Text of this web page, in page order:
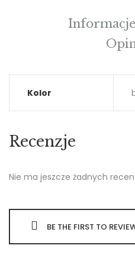
Kolor
Recenzje
Nie ma jeszcze żadnych
BE THE FIRST TO